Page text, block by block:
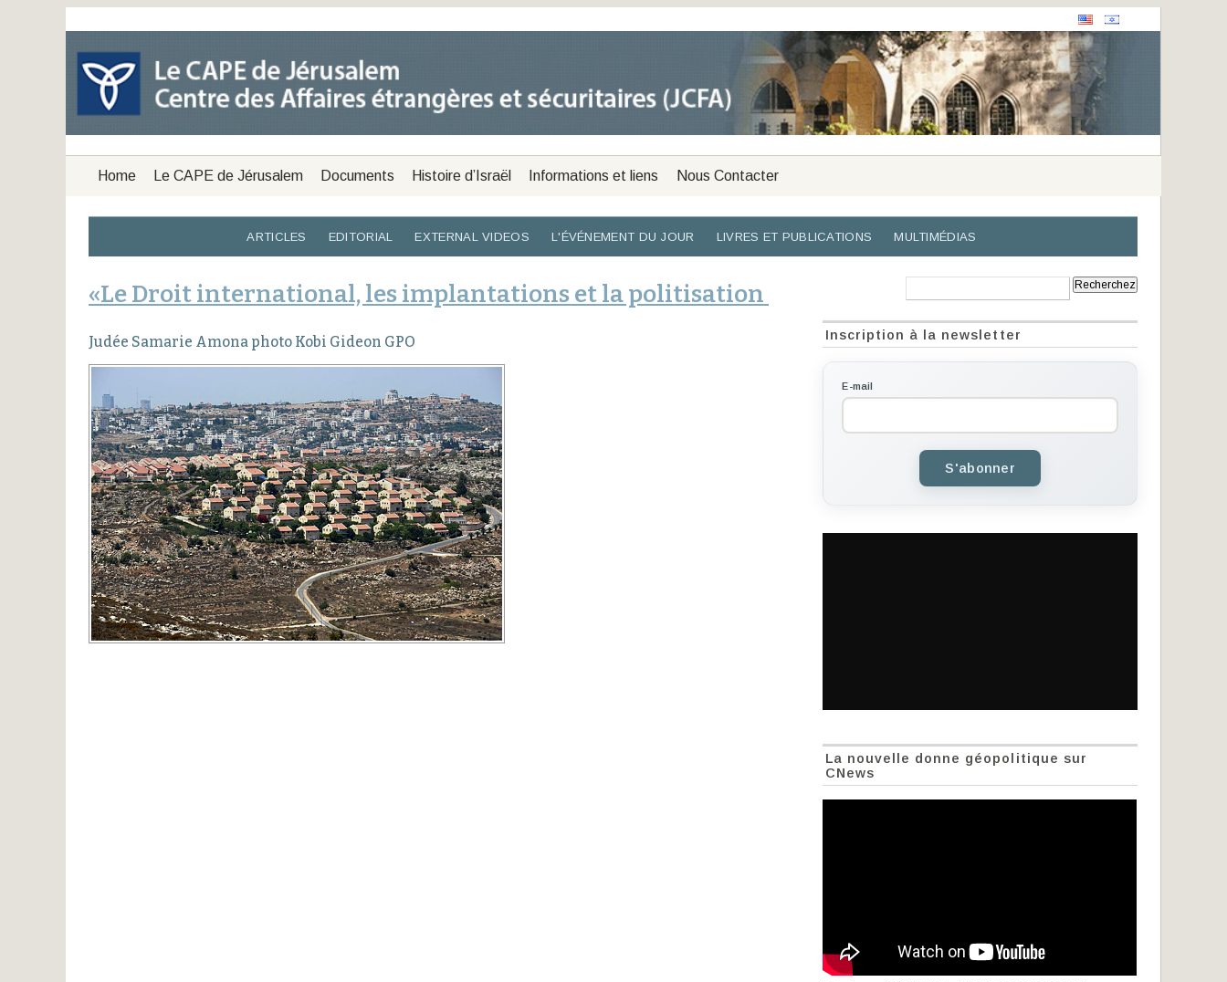
Home Le CAPE de Jérusalem Documents Histoire d’Israël Informations et liens Nous Contacter
ARTICLES EDITORIAL EXTERNAL VIDEOS L'ÉVÉNEMENT DU JOUR LIVRES ET PUBLICATIONS MULTIMÉDIAS
«Le Droit international, les implantations et la politisation
Judée Samarie Amona photo Kobi Gideon GPO Inscription à la newsletter
E-mail
S'abonner
La nouvelle donne géopolitique sur
CNews